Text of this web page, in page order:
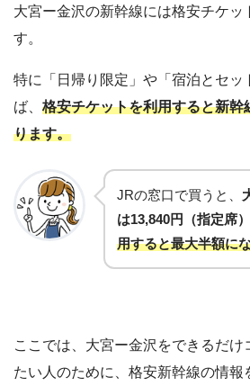
大宮ー金沢の新幹線には格安チケッ
す。
特に「日帰り限定」や「宿泊とセッ
ば、 格安チケットを利用すると新幹
ります。
JRの窓口で買うと、
は13,840円（指定席）
用すると最大半額に
ここでは、大宮ー金沢をできるだけ
たい人のために、格安新幹線の情報